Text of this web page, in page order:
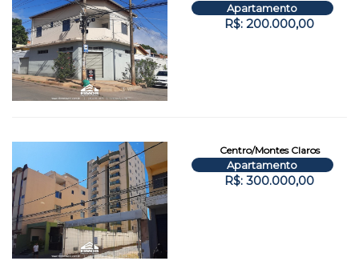
Apartamento
R$: 200.000,00
Centro/Montes Claros
Apartamento
R$: 300.000,00